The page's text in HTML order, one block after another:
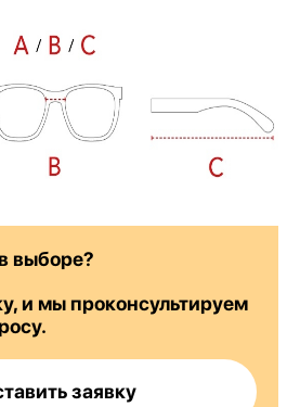
выборе?
и мы проконсультируем
заявку